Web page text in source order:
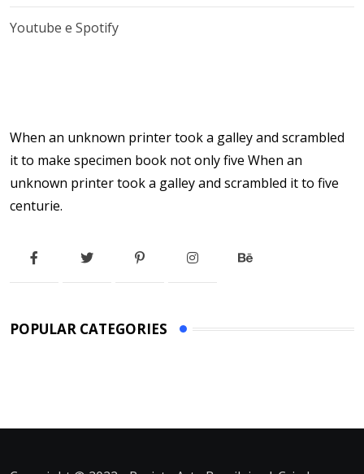
Youtube e Spotify
When an unknown printer took a galley and scrambled
it to make specimen book not only five When an
unknown printer took a galley and scrambled it to five
centurie.
POPULAR CATEGORIES